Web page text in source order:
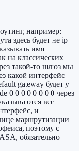
например:
здесь будет не ip
имя
на классических
такой-то шлюз мы
какой интерфейс
gateway будет у
0 0 0 0 0 0 0 0 через
все
и
маршрутизации
поэтому с
обязательно